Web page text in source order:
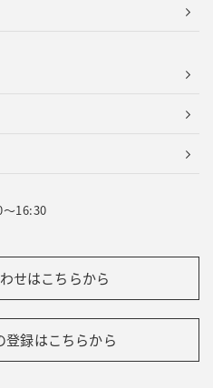
16:30
せはこちらから
登録はこちらから